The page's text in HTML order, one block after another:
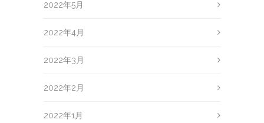
2022年5月
2022年4月
2022年3月
2022年2月
2022年1月